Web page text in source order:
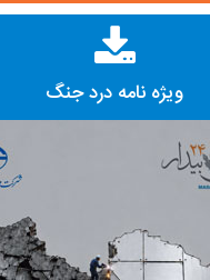
ویژه نامه درد جنگ